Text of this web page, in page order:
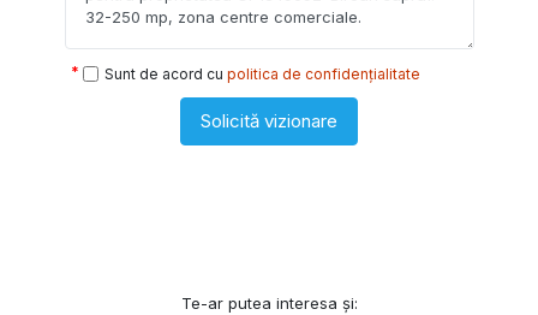
Sunt de acord cu politica de confidențialitate
Solicită vizionare
Te-ar putea interesa și: